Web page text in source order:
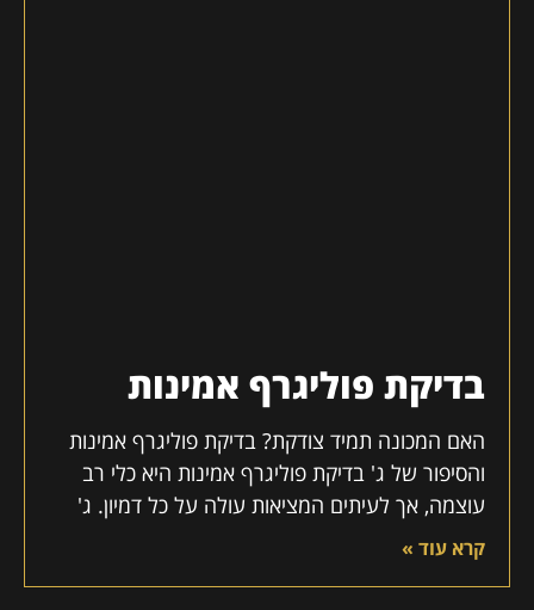
בדיקת פוליגרף אמינות
האם המכונה תמיד צודקת? בדיקת פוליגרף אמינות
והסיפור של ג' בדיקת פוליגרף אמינות היא כלי רב
עוצמה, אך לעיתים המציאות עולה על כל דמיון. ג'
קרא עוד »